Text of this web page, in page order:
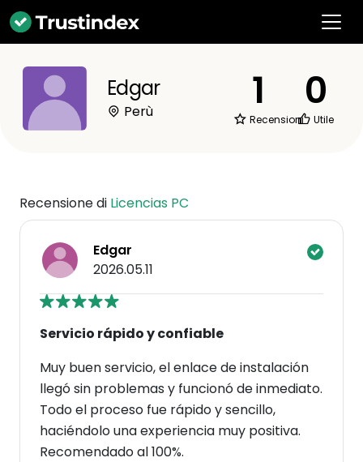
Edgar
Perù 1
Recensioni
0
Utile
Recensione di Licencias PC
Edgar
2026.05.11
Servicio rápido y confiable
Muy buen servicio, el enlace de instalación
llegó sin problemas y funcionó de inmediato.
Todo el proceso fue rápido y sencillo,
haciéndolo una experiencia muy positiva.
Recomendado al 100%.